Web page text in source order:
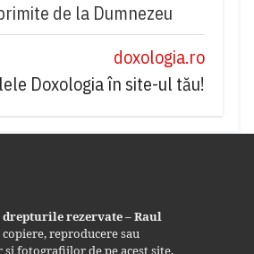
de la Dumnezeu
doxologia.ro
Doxologia în site-ul tău!
drepturile rezervate – Raul
copiere, reproducere sau
fotografiilor de pe acest site,